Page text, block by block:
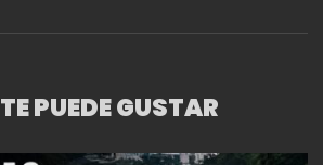
PUEDE GUSTAR